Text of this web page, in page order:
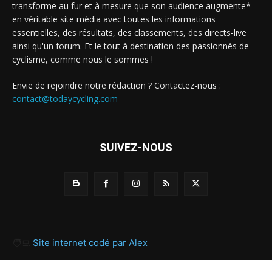
transforme au fur et à mesure que son audience augmente*
en véritable site média avec toutes les informations
essentielles, des résultats, des classements, des directs-live
ainsi qu'un forum. Et le tout à destination des passionnés de
cyclisme, comme nous le sommes !
Envie de rejoindre notre rédaction ? Contactez-nous :
contact@todaycycling.com
SUIVEZ-NOUS
Site internet codé par Alex